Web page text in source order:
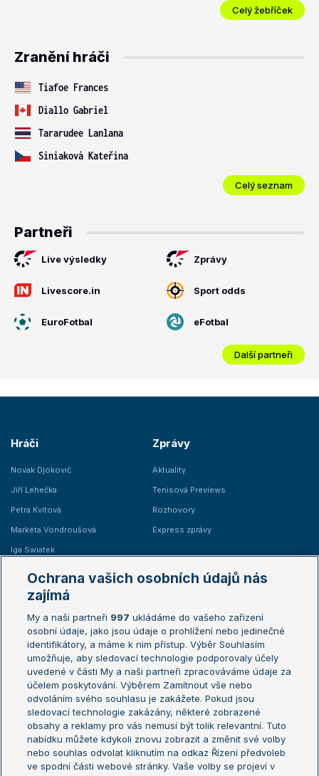
Celý žebříček
Zranění hráči
Tiafoe Frances
Diallo Gabriel
Tararudee Lanlana
Siniaková Kateřina
Celý seznam
Partneři
Live výsledky Zprávy
Livescore.in Sport odds
EuroFotbal eFotbal
Další partneři
Hráči
Novak Djokovič
Jiří Lehečka
Petra Kvitová
Markéta Vondroušová
Iga Swiatek
Zprávy
Aktuality
Tenisová Previews
Rozhovory
Express zprávy
Žebříčky
Žebříček ATP (muži)
Žebříček WTA (ženy)
Sázkařský žebříček
Australian Open
French Open
Wimbledon
US Open
Turnaj mistrů
Turnaj mistryň
Aktualní trendy
Fotbalové přestupy
Ochrana vašich osobních údajů nás
zajímá
My a naši partneři 997 ukládáme do vašeho zařízení
osobní údaje, jako jsou údaje o prohlížení nebo jedinečné
identifikátory, a máme k nim přístup. Výběr Souhlasím
umožňuje, aby sledovací technologie podporovaly účely
uvedené v části My a naši partneři zpracováváme údaje za
účelem poskytování. Výběrem Zamítnout vše nebo
odvoláním svého souhlasu je zakážete. Pokud jsou
sledovací technologie zakázány, některé zobrazené
obsahy a reklamy pro vás nemusí být tolik relevantní. Tuto
nabídku můžete kdykoli znovu zobrazit a změnit své volby
nebo souhlas odvolat kliknutím na odkaz Řízení předvoleb
ve spodní části webové stránky. Vaše volby se projeví v